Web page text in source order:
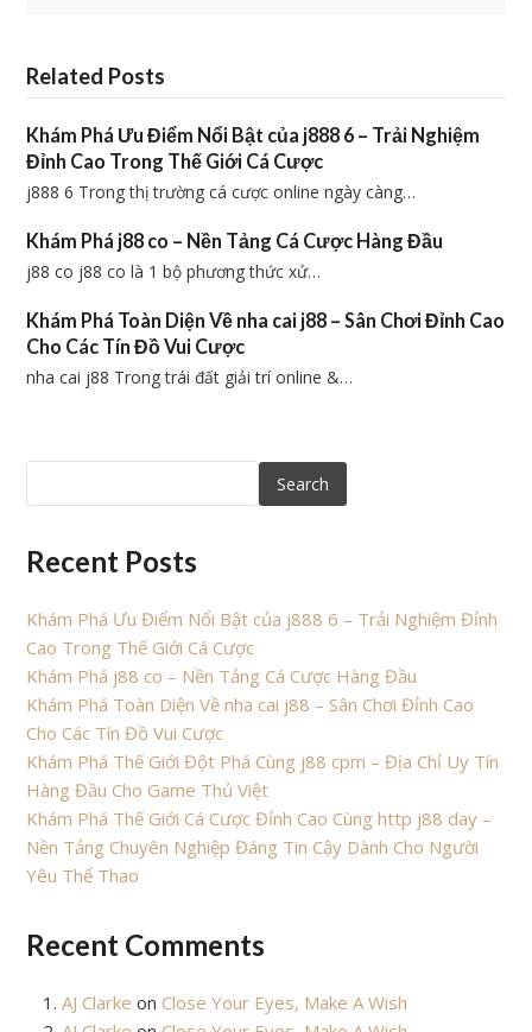
Related Posts
Khám Phá Ưu Điểm Nổi Bật của j888 6 – Trải Nghiệm
Đỉnh Cao Trong Thế Giới Cá Cược
j888 6 Trong thị trường cá cược online ngày càng…
Khám Phá j88 co – Nền Tảng Cá Cược Hàng Đầu
j88 co j88 co là 1 bộ phương thức xử…
Khám Phá Toàn Diện Về nha cai j88 – Sân Chơi Đỉnh Cao
Cho Các Tín Đồ Vui Cược
nha cai j88 Trong trái đất giải trí online &…
Search
Recent Posts
Khám Phá Ưu Điểm Nổi Bật của j888 6 – Trải Nghiệm Đỉnh
Cao Trong Thế Giới Cá Cược
Khám Phá j88 co – Nền Tảng Cá Cược Hàng Đầu
Khám Phá Toàn Diện Về nha cai j88 – Sân Chơi Đỉnh Cao
Cho Các Tín Đồ Vui Cược
Khám Phá Thế Giới Đột Phá Cùng j88 cpm – Địa Chỉ Uy Tín
Hàng Đầu Cho Game Thủ Việt
Khám Phá Thế Giới Cá Cược Đỉnh Cao Cùng http j88 day –
Nền Tảng Chuyên Nghiệp Đáng Tin Cậy Dành Cho Người
Yêu Thể Thao
Recent Comments
AJ Clarke on Close Your Eyes, Make A Wish